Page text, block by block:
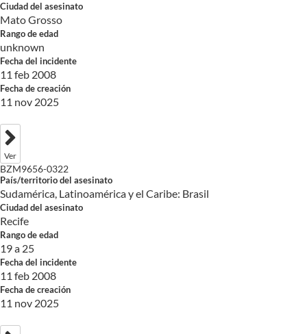
Ciudad del asesinato
Mato Grosso
Rango de edad
unknown
Fecha del incidente
11 feb 2008
Fecha de creación
11 nov 2025
Ver
BZM9656-0322
País/territorio del asesinato
Sudamérica, Latinoamérica y el Caribe: Brasil
Ciudad del asesinato
Recife
Rango de edad
19 a 25
Fecha del incidente
11 feb 2008
Fecha de creación
11 nov 2025